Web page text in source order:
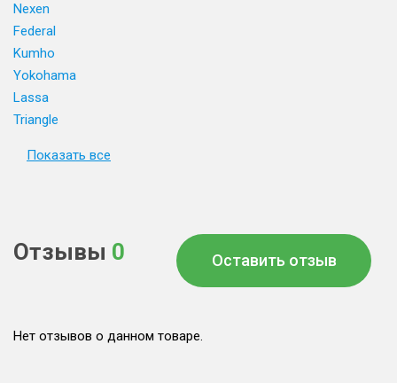
Nexen
Federal
Kumho
Yokohama
Lassa
Triangle
Показать все
Отзывы 0 Оставить отзыв
Нет отзывов о данном товаре.